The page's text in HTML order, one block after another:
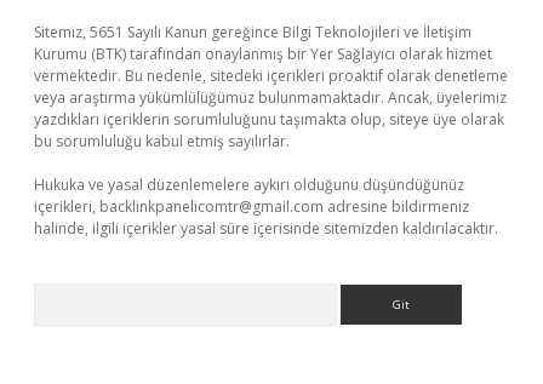
Sitemiz, 5651 Sayılı Kanun gereğince Bilgi Teknolojileri ve İletişim
Kurumu (BTK) tarafından onaylanmış bir Yer Sağlayıcı olarak hizmet
vermektedir. Bu nedenle, sitedeki içerikleri proaktif olarak denetleme
veya araştırma yükümlülüğümüz bulunmamaktadır. Ancak, üyelerimiz
yazdıkları içeriklerin sorumluluğunu taşımakta olup, siteye üye olarak
bu sorumluluğu kabul etmiş sayılırlar.
Hukuka ve yasal düzenlemelere aykırı olduğunu düşündüğünüz
içerikleri, backlinkpanelicomtr@gmail.com adresine bildirmeniz
halinde, ilgili içerikler yasal süre içerisinde sitemizden kaldırılacaktır.